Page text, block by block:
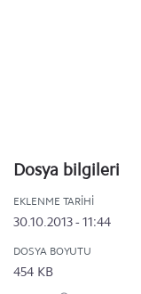
Dosya bilgileri
EKLENME TARIHI
30.10.2013 - 11:44
DOSYA BOYUTU
454 KB